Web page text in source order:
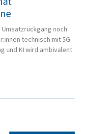
noch
technisch mit 5G
und KI wird ambivalent